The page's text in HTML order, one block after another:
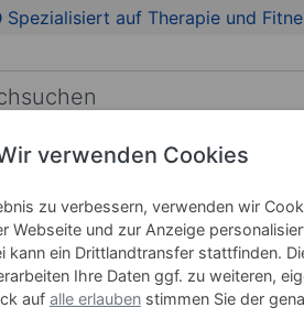
springen
Spezialisiert auf Therapie und
verwenden Cookies
zu verbessern, verwenden wir
Webseite und zur Anzeige
kann ein Drittlandtransfer stattfinden.
Ihre Daten ggf. zu weiteren,
auf alle erlaubenstimmen Sie der